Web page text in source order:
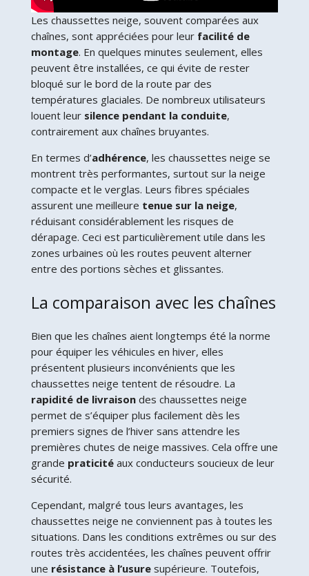
Les chaussettes neige, souvent comparées aux
chaînes, sont appréciées pour leur facilité de
montage. En quelques minutes seulement, elles
peuvent être installées, ce qui évite de rester
bloqué sur le bord de la route par des
températures glaciales. De nombreux utilisateurs
louent leur silence pendant la conduite,
contrairement aux chaînes bruyantes.
En termes d’adhérence, les chaussettes neige se
montrent très performantes, surtout sur la neige
compacte et le verglas. Leurs fibres spéciales
assurent une meilleure tenue sur la neige,
réduisant considérablement les risques de
dérapage. Ceci est particulièrement utile dans les
zones urbaines où les routes peuvent alterner
entre des portions sèches et glissantes.
La comparaison avec les chaînes
Bien que les chaînes aient longtemps été la norme
pour équiper les véhicules en hiver, elles
présentent plusieurs inconvénients que les
chaussettes neige tentent de résoudre. La
rapidité de livraisondes chaussettes neige
permet de s’équiper plus facilement dès les
premiers signes de l’hiver sans attendre les
premières chutes de neige massives. Cela offre une
grande praticitéaux conducteurs soucieux de leur
sécurité.
Cependant, malgré tous leurs avantages, les
chaussettes neige ne conviennent pas à toutes les
situations. Dans les conditions extrêmes ou sur des
routes très accidentées, les chaînes peuvent offrir
une résistance à l’usuresupérieure. Toutefois,